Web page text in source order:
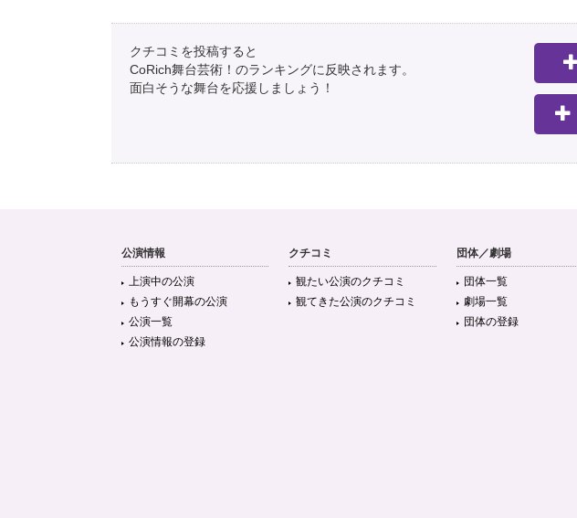
クチコミを投稿すると
CoRich舞台芸術！のランキングに反映されます。
面白そうな舞台を応援しましょう！
公演情報
上演中の公演
もうすぐ開幕の公演
公演一覧
公演情報の登録
クチコミ
観たい公演のクチコミ
観てきた公演のクチコミ
団体／劇場
団体一覧
劇場一覧
団体の登録